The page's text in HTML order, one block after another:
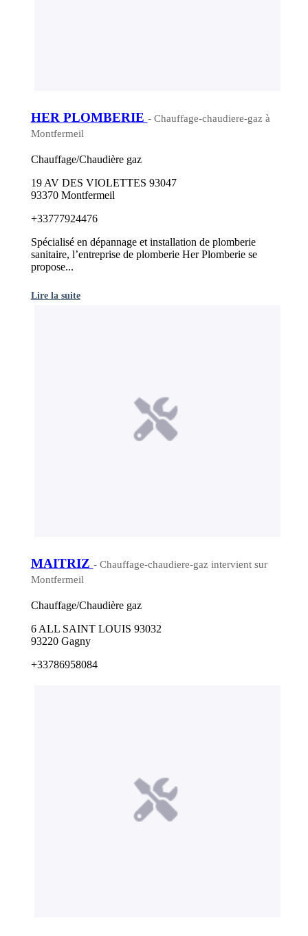
HER PLOMBERIE - Chauffage-chaudiere-gaz à
Montfermeil
Chauffage/Chaudière gaz
19 AV DES VIOLETTES 93047
93370 Montfermeil
+33777924476
Spécialisé en dépannage et installation de plomberie
sanitaire, l’entreprise de plomberie Her Plomberie se
propose...
Lire la suite
MAITRIZ - Chauffage-chaudiere-gaz intervient sur
Montfermeil
Chauffage/Chaudière gaz
6 ALL SAINT LOUIS 93032
93220 Gagny
+33786958084